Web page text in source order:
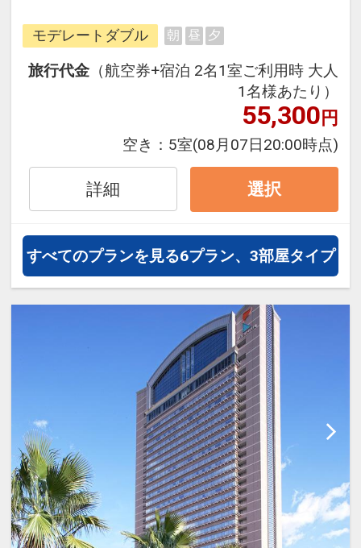
テリアで、充実した朝食が自慢で
す。素材の旨味や楽しさにこだわっ
たお料理を数多く取り揃え、心身と
もに元気をチャージできます。落ち
着いたデザインの客室は、アースカ
ラーを基調に、機能的なレイアウト
で居心地の良い空間が提供されま
す。シモンズ社製ベッドを使用し、
最上の眠りを求め続ける心地良さを
実感できるでしょう。様々なサービ
スが用意されており、お客様が安心
安全に滞在を楽しめます。
≪宿泊者特典≫
・ウェルカムラウンジ（ドリンクや
スイーツの無料サービス）利用可
※営業時間14:00～22:00※パーク閉
園時間により変更有
・お部屋にビューティードライヤ
ー、フットマッサージャー、シュー
ドライヤーを完備
モデレートダブル 朝 昼 夕
旅行代金 （航空券+宿泊 2名1室ご利用時 大人
1名様あたり）
55,300円
空き： 5室(08月07日20:00時点)
詳細 選択
すべてのプランを見る6プラン、3部屋タイプ